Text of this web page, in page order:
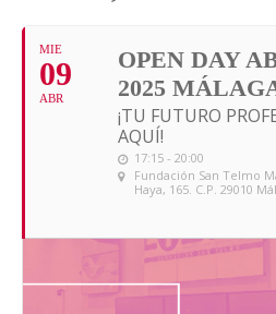
MIE
09
ABR
OPEN DAY
2025
¡TU FUTURO
AQUÍ!
17:15 - 20:00
Fundación San Telmo
Haya, 165. C.P. 29010